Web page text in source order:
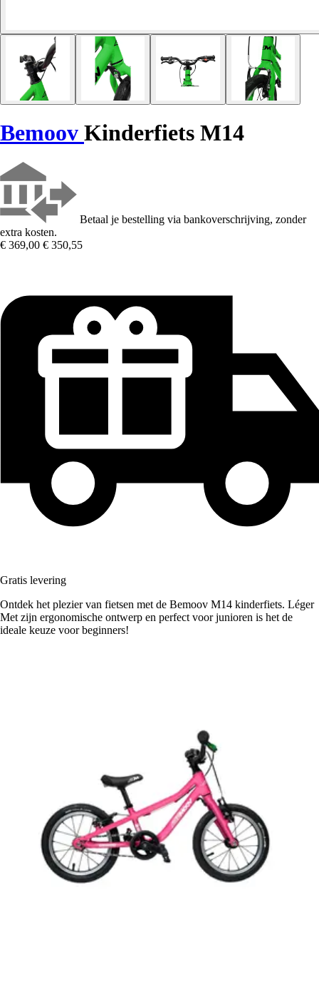
Bemoov Kinderfiets M14
Betaal je bestelling via bankoverschrijving, zonder
extra kosten.
€ 369,00 € 350,55
Gratis levering
Ontdek het plezier van fietsen met de Bemoov M14 kinderfiets. Léger
Met zijn ergonomische ontwerp en perfect voor junioren is het de
ideale keuze voor beginners!